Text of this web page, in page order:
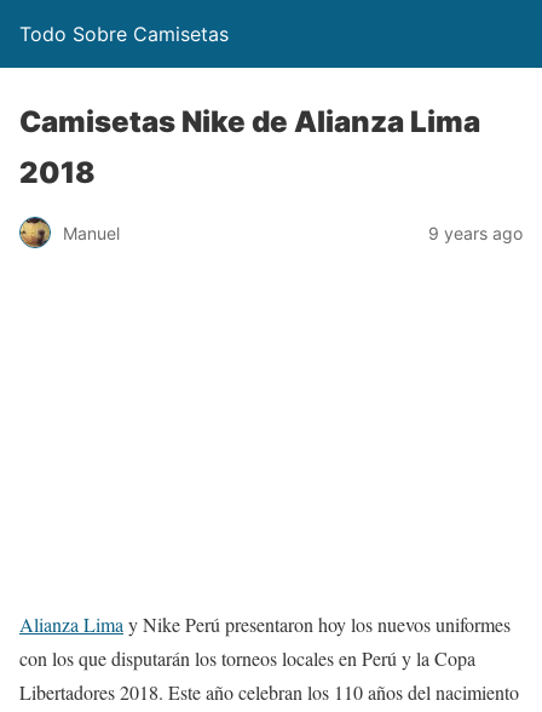
Todo Sobre Camisetas
Camisetas Nike de Alianza Lima
2018
Manuel 9 years ago
Alianza Limay Nike Perú presentaron hoy los nuevos uniformes
con los que disputarán los torneos locales en Perú y la Copa
Libertadores 2018. Este año celebran los 110 años del nacimiento